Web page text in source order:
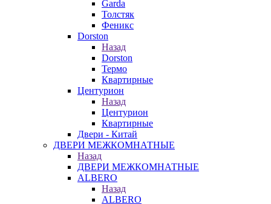
Garda
Толстяк
Феникс
Dorston
Назад
Dorston
Термо
Квартирные
Центурион
Назад
Центурион
Квартирные
Двери - Китай
ДВЕРИ МЕЖКОМНАТНЫЕ
Назад
ДВЕРИ МЕЖКОМНАТНЫЕ
ALBERO
Назад
ALBERO